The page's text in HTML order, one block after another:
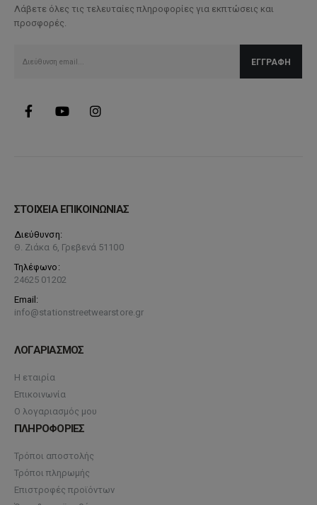
Λάβετε όλες τις τελευταίες πληροφορίες για εκπτώσεις και
προσφορές.
ΣΤΟΙΧΕΙΑ ΕΠΙΚΟΙΝΩΝΙΑΣ
Διεύθυνση:
Θ. Ζιάκα 6, Γρεβενά 51100
Τηλέφωνο:
24625 01202
Email:
info@stationstreetwearstore.gr
ΛΟΓΑΡΙΑΣΜΟΣ
Η εταιρία
Επικοινωνία
Ο λογαριασμός μου
ΠΛΗΡΟΦΟΡΙΕΣ
Τρόποι αποστολής
Τρόποι πληρωμής
Επιστροφές προϊόντων